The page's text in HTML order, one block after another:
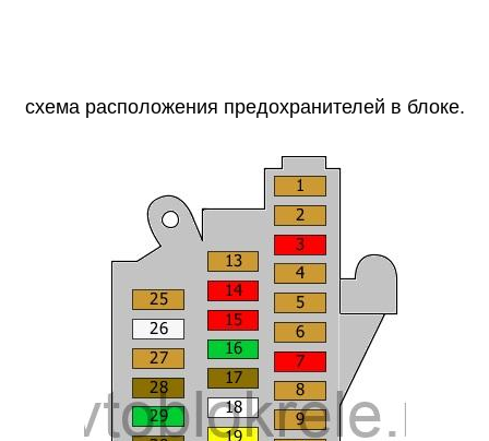
схема расположения предохранителей в блоке.